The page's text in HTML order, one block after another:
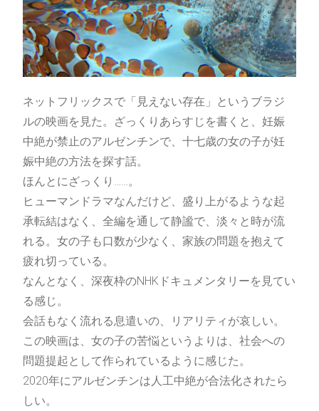
ネットフリックスで「見えない存在」というブラジ
ルの映画を見た。ざっくりあらすじを書くと、妊娠
中絶が禁止のアルゼンチンで、十七歳の女の子が妊
娠中絶の方法を探す話。
ほんとにざっくり……。
ヒューマンドラマなんだけど、盛り上がるような起
承転結はなく、全編を通して静謐で、淡々と時が流
れる。女の子も口数が少なく、家族の問題を抱えて
疲れ切っている。
なんとなく、深夜枠のNHKドキュメンタリーを見てい
る感じ。
会話もなく流れる息遣いの、リアリティが哀しい。
この映画は、女の子の苦悩というよりは、社会への
問題提起として作られているように感じた。
2020年にアルゼンチンは人工中絶が合法化されたら
しい。